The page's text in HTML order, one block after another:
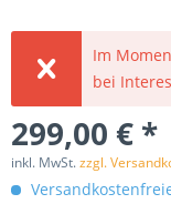
Im
bei
299,00 € *
inkl. MwSt.zzgl.